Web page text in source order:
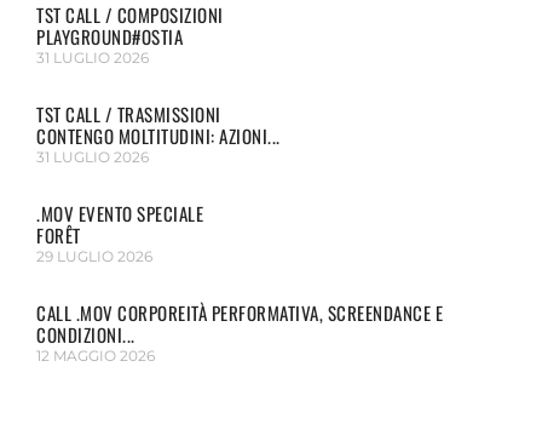
TST CALL / COMPOSIZIONI
PLAYGROUND#OSTIA
31 LUGLIO 2026
TST CALL / TRASMISSIONI
CONTENGO MOLTITUDINI: AZIONI...
31 LUGLIO 2026
.MOV EVENTO SPECIALE
FORÊT
29 LUGLIO 2026
CALL .MOV CORPOREITÀ PERFORMATIVA, SCREENDANCE E
CONDIZIONI...
12 MAGGIO 2026